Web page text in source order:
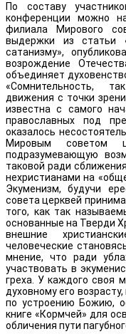
По составу
конференции можно
филиала Мирового
выдержки из статьи
сатанизму»,
возрождение
объединяет
«Сомнительность,
движения с точки
известна с самого
православных под
оказалось
Мировым советом
подразумевающую
таковой ради
нехристианами на
Экуменизм, будучи
совета церквей
того, как так
основанные на Тверди
внешние
человеческие
мнение, что ради
участвовать в
греха. У каждого своя
духовному его
по устроению Божию,
книге «Кормчей» для
обличения пути